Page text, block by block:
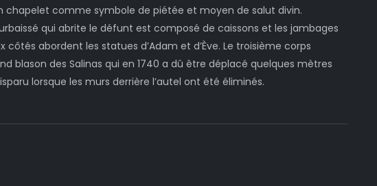
chapelet comme symbole de piétée et moyen de salut divin.
qui abrite le défunt est composé de caissons et les jambages
côtés abordent les statues d’Adam et d’Ève. Le troisième corps
blason des Salinas qui en 1740 a dû être déplacé quelques mètres
lorsque les murs derrière l’autel ont été éliminés.